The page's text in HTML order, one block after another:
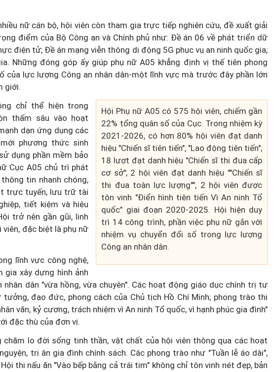
nữ cán bộ, hội viên còn tham gia trực tiếp nghiên cứu, đề xuất giải
điểm của Bộ Công an và Chính phủ như: Đề án 06 về phát triển dữ
điện tử; Đề án mạng viễn thông di động 5G phục vụ an ninh quốc gia;
Những đóng góp ấy giúp phụ nữ A05 khẳng định vị thế tiên phong
của lực lượng Công an nhân dân-một lĩnh vực mà trước đây phần lớn
giới.
Hội Phụ nữ A05 có 575 hội viên, chiếm gần
22% tổng quân số của Cục. Trong nhiệm kỳ
2021-2026, có hơn 80% hội viên đạt danh
hiệu "Chiến sĩ tiên tiến", "Lao động tiên tiến";
18 lượt đạt danh hiệu "Chiến sĩ thi đua cấp
cơ sở"; 2 hội viên đạt danh hiệu ""Chiến sĩ
thi đua toàn lực lượng"", 2 hội viên được
tôn vinh "Điển hình tiên tiến Vì An ninh Tổ
quốc" giai đoạn 2020-2025. Hội hiện duy
trì 14 công trình, phần việc phụ nữ gắn với
nhiệm vụ chuyển đổi số trong lực lượng
Công an nhân dân.
chỉ thể hiện trong
thấm sâu vào hoạt
dạn ứng dụng các
phương thức sinh
dụng phần mềm bảo
Cục A05 chủ trì phát
tin nhanh chóng,
trực tuyến, lưu trữ tài
tiết kiệm và hiệu
trở nên gần gũi, linh
đặc biệt là phụ nữ
lĩnh vực công nghệ,
xây dựng hình ảnh
nhân dân "vừa hồng, vừa chuyên". Các hoạt động giáo dục chính trị tư
đạo đức, phong cách của Chủ tịch Hồ Chí Minh; phong trào thi
văn, kỷ cương, trách nhiệm vì An ninh Tổ quốc, vì hạnh phúc gia đình"
đặc thù của đơn vị.
chăm lo đời sống tinh thần, vật chất của hội viên thông qua các hoạt
tri ân gia đình chính sách. Các phong trào như "Tuần lễ áo dài",
thi nấu ăn "Vào bếp bằng cả trái tim" không chỉ tôn vinh nét đẹp, bản
xử lý loạt quán
xuyên đêm
Diễn đàn tháng 8: Ca sĩ Duyên
bên cha sau biến cố của gia đình